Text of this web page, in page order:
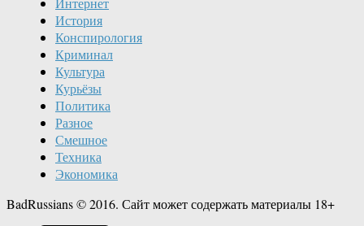
История
Конспирология
Криминал
Культура
Курьёзы
Политика
Разное
Смешное
Техника
Экономика
BadRussians © 2016. Сайт может содержать материалы 18+